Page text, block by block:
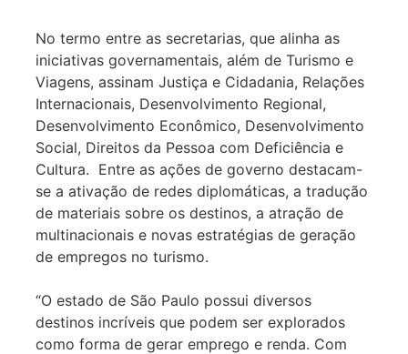
No termo entre as secretarias, que alinha as
iniciativas governamentais, além de Turismo e
Viagens, assinam Justiça e Cidadania, Relações
Internacionais, Desenvolvimento Regional,
Desenvolvimento Econômico, Desenvolvimento
Social, Direitos da Pessoa com Deficiência e
Cultura. Entre as ações de governo destacam-
se a ativação de redes diplomáticas, a tradução
de materiais sobre os destinos, a atração de
multinacionais e novas estratégias de geração
de empregos no turismo.
“O estado de São Paulo possui diversos
destinos incríveis que podem ser explorados
como forma de gerar emprego e renda. Com